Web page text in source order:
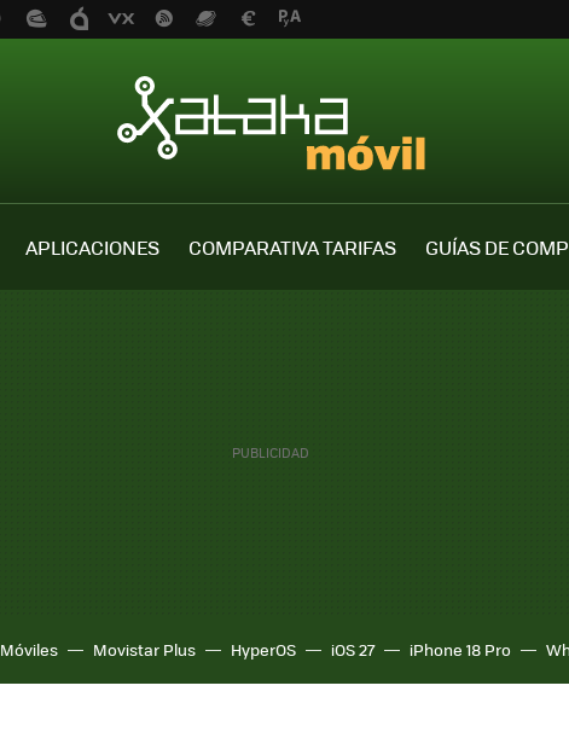
APLICACIONES COMPARATIVA TARIFAS
GUÍAS DE
Móviles Movistar Plus HyperOS iOS 27 iPhone 18 Pro